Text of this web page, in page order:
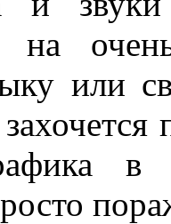
на
или
в